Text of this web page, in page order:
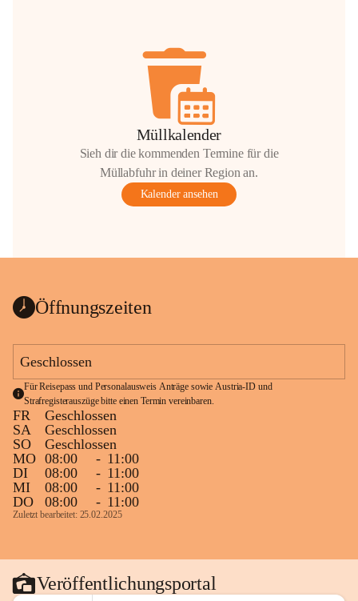
Müllkalender
Sieh dir die kommenden Termine für die
Müllabfuhr in deiner Region an.
Kalender ansehen
Öffnungszeiten
Geschlossen
Für Reisepass und Personalausweis Anträge sowie Austria-ID und
Strafregisterauszüge bitte einen Termin vereinbaren.
FR
Geschlossen
SA
Geschlossen
SO
Geschlossen
MO 08:00 - 11:00
DI
08:00 - 11:00
MI
08:00 - 11:00
DO
08:00 - 11:00
Zuletzt bearbeitet: 25.02.2025
Veröffentlichungsportal